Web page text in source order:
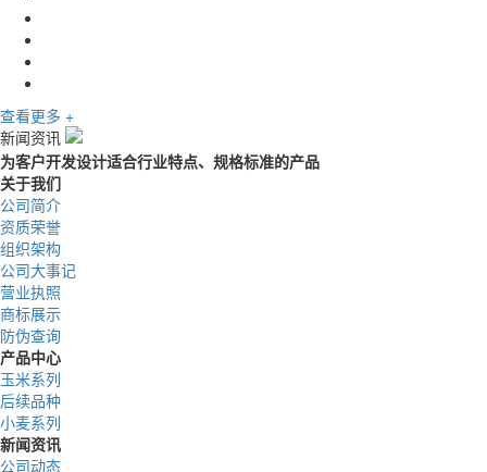
查看更多 +
新闻资讯
为客户开发设计适合行业特点、规格标准的产品
关于我们
公司简介
资质荣誉
组织架构
公司大事记
营业执照
商标展示
防伪查询
产品中心
玉米系列
后续品种
小麦系列
新闻资讯
公司动态